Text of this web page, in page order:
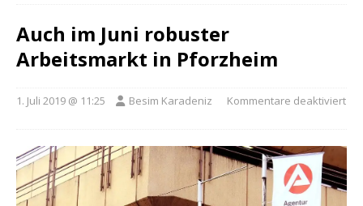
Auch im Juni robuster
Arbeitsmarkt in Pforzheim
1. Juli 2019 @ 11:25 Besim Karadeniz Kommentare deaktiviert